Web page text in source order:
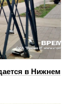
в Нижнем